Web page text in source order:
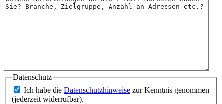
Datenschutz
Ich habe die Datenschutzhinweise zur Kenntnis genommen
(jederzeit widerrufbar).